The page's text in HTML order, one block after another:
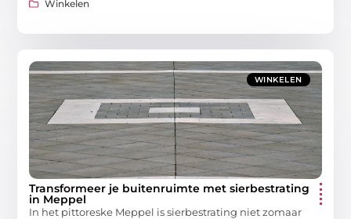
Winkelen
WINKELEN
Transformeer je buitenruimte met sierbestrating
in Meppel
In het pittoreske Meppel is sierbestrating niet zomaar